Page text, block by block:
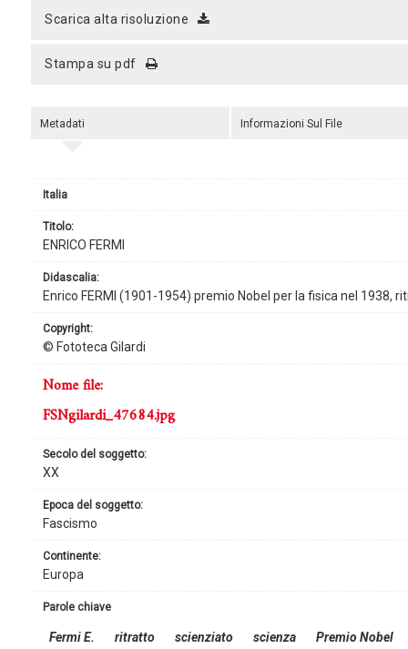
scarica alta risoluzione
stampa su pdf
Metadati
Italia
titolo:
ENRICO FERMI
didascalia:
Enrico FERMI (1901-1954) premio Nobel per la fisica nel 1938,
copyright:
© Fototeca Gilardi
continente:
Europa
secolo del soggetto:
XX
epoca del soggetto:
Fascismo
nome file:
FSNgilardi_47684.jpg
parole chiave
Fermi E. ritratto scienziato scienza Premio Nobel
Informazioni Sul File